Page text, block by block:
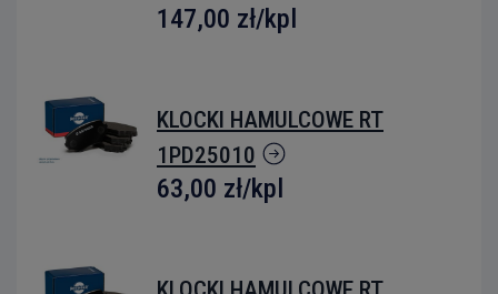
147,00 zł/kpl
KLOCKI HAMULCOWE RT
1PD25010
63,00 zł/kpl